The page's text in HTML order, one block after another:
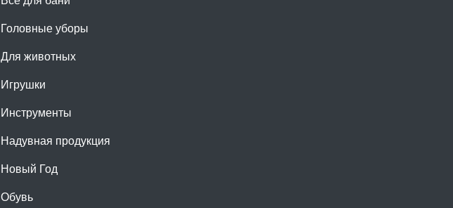
Головные уборы
Для животных
Игрушки
Инструменты
Надувная продукция
Новый Год
Обувь